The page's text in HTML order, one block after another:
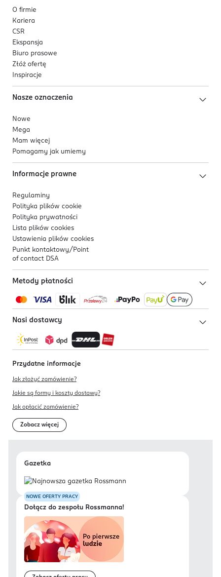
O firmie
Kariera
CSR
Ekspansja
Biuro prasowe
Złóż ofertę
Inspiracje
Nasze oznaczenia
Nowe
Mega
Mam więcej
Pomagamy jak umiemy
Informacje prawne
Regulaminy
Polityka plików cookie
Polityka prywatności
Lista plików cookies
Ustawienia plików cookies
Punkt kontaktowy/ Point
of contact DSA
Metody płatności
Nasi dostawcy
Przydatne informacje
Jak złożyć zamówienie?
Jakie są formy i koszty dostawy?
Jak opłacić zamówienie?
Zobacz więcej
Gazetka
NOWE OFERTY PRACY
Dołącz do zespołu Rossmanna!